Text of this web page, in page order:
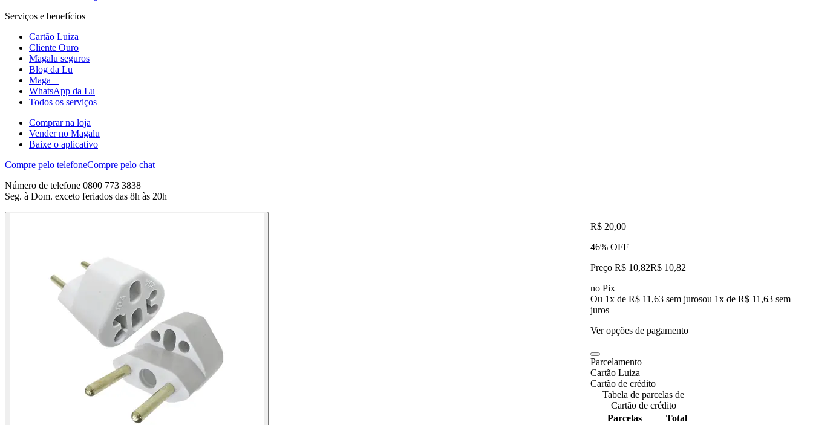
Serviços e benefícios
Cartão Luiza
Cliente Ouro
Magalu seguros
Blog da Lu
Maga +
WhatsApp da Lu
Todos os serviços
Comprar na loja
Vender no Magalu
Baixe o aplicativo
Compre pelo telefoneCompre pelo chat
Número de telefone 0800 773 3838
Seg. à Dom. exceto feriados das 8h às 20h
R$ 20,00
46% OFF
Preço R$ 10,82R$ 10,82
no Pix
Ou 1x de R$ 11,63 sem jurosou 1x de R$ 11,63 sem
juros
Ver opções de pagamento
Parcelamento
Cartão Luiza
Cartão de crédito
Tabela de parcelas de
Cartão de crédito
Parcelas
Total